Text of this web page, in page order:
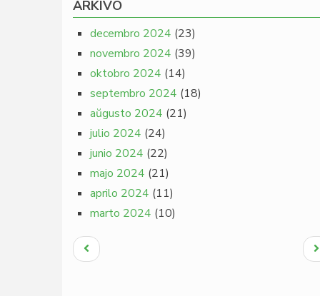
ARKIVO
decembro 2024 (23)
novembro 2024 (39)
oktobro 2024 (14)
septembro 2024 (18)
aŭgusto 2024 (21)
julio 2024 (24)
junio 2024 (22)
majo 2024 (21)
aprilo 2024 (11)
marto 2024 (10)
Pagination
Antaŭa
paĝo